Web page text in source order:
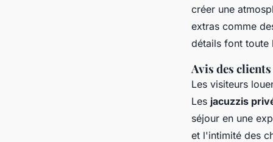
créer une
extras comme
détails font
Avis des clients
Les visiteurs
Les jacuzzis
séjour en une
et l'intimité des